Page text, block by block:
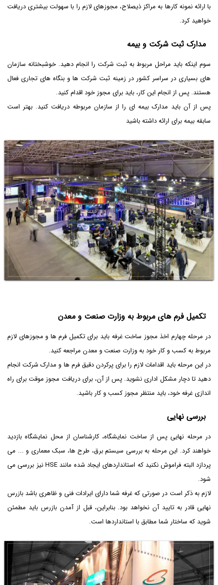
با ارائه نمونه کارها به مراکز ذیصلاح، مجوزهای لازم را با سهولت بیشتری دریافت
خواهید کرد.
مدارک ثبت شرکت و بیمه
سوم اینکه باید مراحل مربوط به ثبت شرکت را انجام دهید. خوشبختانه سازمان
های بسیاری در سراسر کشور در زمینه ثبت شرکت ها و بنگاه های تجاری فعال
هستند. پس از انجام این کار، باید برای مجوز خود اقدام کنید.
پس از آن باید مدارک بیمه ای را از سازمان مربوطه دریافت کنید. بهتر است
سابقه بیمه برای ارائه داشته باشید
تکمیل فرم های مربوط به وزارت صنعت و معدن
در مرحله چهارم اخذ مجوز ساخت غرفه باید برای تکمیل فرم ها و مجوزهای لازم
مربوط به کسب و کار خود به وزارت صنعت و معدن مراجعه کنید.
در این مرحله باید اقدامات لازم را برای پرکردن دقیق فرم ها و مدارک شرکت انجام
دهید تا دچار مشکل اداری نشوید. پس از آن، برای دریافت مجوز موقت برای راه
اندازی غرفه خود، باید منتظر مجوز کسب و کار باشید.
بررسی نهایی
در مرحله نهایی پس از ساخت نمایشگاه، کارشناسان از محل نمایشگاه بازدید
خواهند کرد. این مرحله به بررسی سیستم برق، طرح ها، سبک معماری و ... می
پردازد البته فراموش نکنید که استانداردهای ایجاد شده مانند HSE نیز بررسی می
شود.
لازم به ذکر است در صورتی که غرفه شما دارای ایرادات فنی و ظاهری باشد بازرس
نهایی قادر به تایید آن نخواهد بود. بنابراین، قبل از آمدن بازرس باید مطمئن
شوید که ساختار شما مطابق با استانداردها است.